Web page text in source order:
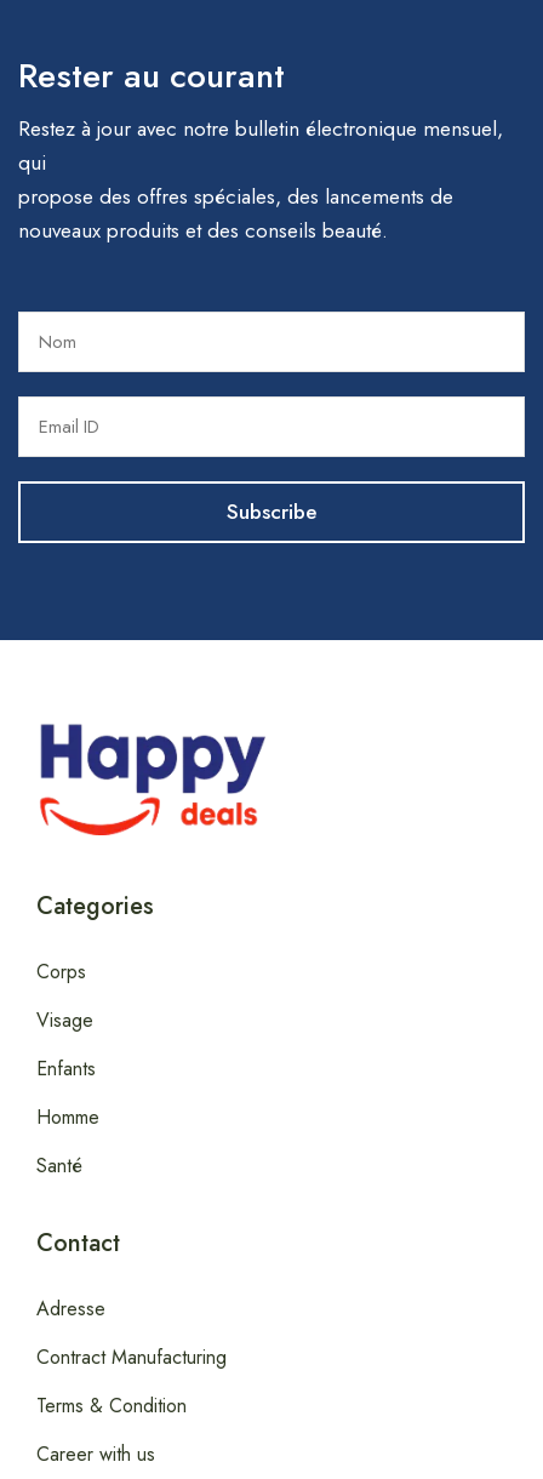
Rester au courant
Restez à jour avec notre bulletin électronique mensuel,
qui
propose des offres spéciales, des lancements de
nouveaux produits et des conseils beauté.
Categories
Corps
Visage
Enfants
Homme
Santé
Contact
Adresse
Contract Manufacturing
Terms & Condition
Career with us